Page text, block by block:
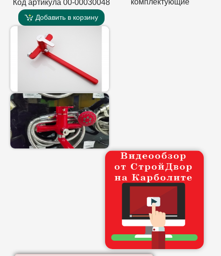
Код артикула 00-00030048
Добавить в корзину